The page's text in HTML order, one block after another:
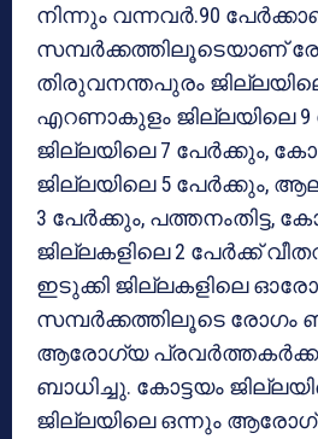
നിന്നും വന്നവര്‍.90
സമ്പര്‍ക്കത്തിലൂടെയാണ്
തിരുവനന്തപുരം
എറണാകുളം ജില്ലയിലെ 9
ജില്ലയിലെ 7 പേര്‍ക്കും,
ജില്ലയിലെ 5 പേര്‍ക്കും,
3 പേര്‍ക്കും, പത്തനംതിട്ട,
ജില്ലകളിലെ 2 പേര്‍ക്ക്
ഇടുക്കി ജില്ലകളിലെ
സമ്പര്‍ക്കത്തിലൂടെ രോഗം
ആരോഗ്യ
ബാധിച്ചു. കോട്ടയം
ജില്ലയിലെ ഒന്നും